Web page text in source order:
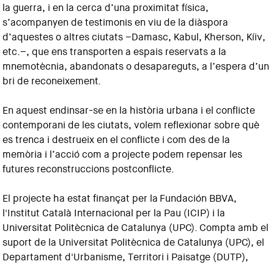
la guerra, i en la cerca d’una proximitat física,
s’acompanyen de testimonis en viu de la diàspora
d’aquestes o altres ciutats –Damasc, Kabul, Kherson, Kíiv,
etc.–, que ens transporten a espais reservats a la
mnemotècnia, abandonats o desapareguts, a l’espera d’un
bri de reconeixement.
En aquest endinsar-se en la història urbana i el conflicte
contemporani de les ciutats, volem reflexionar sobre què
es trenca i destrueix en el conflicte i com des de la
memòria i l’acció com a projecte podem repensar les
futures reconstruccions postconflicte.
El projecte ha estat finançat per la Fundación BBVA,
l'Institut Català Internacional per la Pau (ICIP) i la
Universitat Politècnica de Catalunya (UPC). Compta amb el
suport de la Universitat Politècnica de Catalunya (UPC), el
Departament d'Urbanisme, Territori i Paisatge (DUTP),